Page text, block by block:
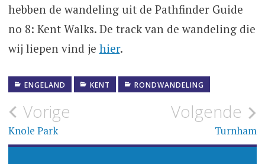
hebben de wandeling uit de Pathfinder Guide
no 8: Kent Walks. De track van de wandeling die
wij liepen vind je hier.
ENGELAND KENT RONDWANDELING
Bericht
navigatie
Vorige
Knole Park
Volgende
Turnham